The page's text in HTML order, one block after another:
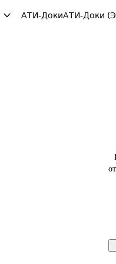
АТИ-ДокиАТИ-Доки